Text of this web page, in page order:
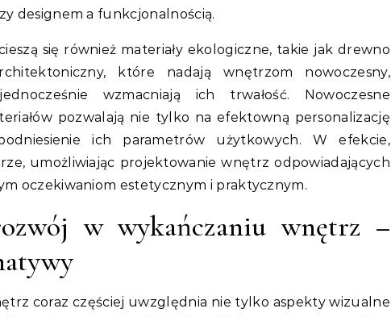
designem a funkcjonalnością.
się również materiały ekologiczne, takie jak drewno
które nadają wnętrzom nowoczesny,
wzmacniają ich trwałość. Nowoczesne
pozwalają nie tylko na efektowną personalizację
ich parametrów użytkowych. W efekcie,
umożliwiając projektowanie wnętrz odpowiadających
oczekiwaniom estetycznym i praktycznym.
w wykańczaniu wnętrz –
coraz częściej uwzględnia nie tylko aspekty wizualne